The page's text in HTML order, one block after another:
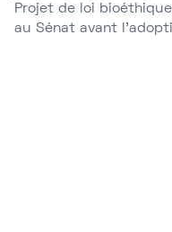
Projet de loi
au Sénat avant